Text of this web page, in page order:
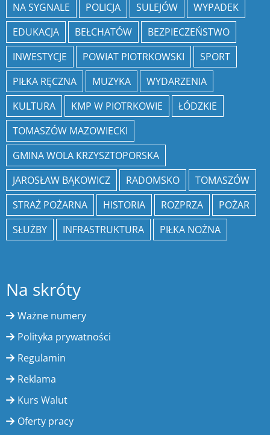
NA SYGNALE
POLICJA SULEJÓW
WYPADEK
EDUKACJA
BEŁCHATÓW
BEZPIECZEŃSTWO
INWESTYCJE
POWIAT PIOTRKOWSKI
SPORT
PIŁKA RĘCZNA
MUZYKA
WYDARZENIA
KULTURA
KMP W PIOTRKOWIE
ŁÓDZKIE
TOMASZÓW MAZOWIECKI
GMINA WOLA KRZYSZTOPORSKA
JAROSŁAW BĄKOWICZ
RADOMSKO
TOMASZÓW
STRAŻ POŻARNA
HISTORIA ROZPRZA
POŻAR
SŁUŻBY
INFRASTRUKTURA PIŁKA NOŻNA
Na skróty
Ważne numery
Polityka prywatności
Regulamin
Reklama
Kurs Walut
Oferty pracy